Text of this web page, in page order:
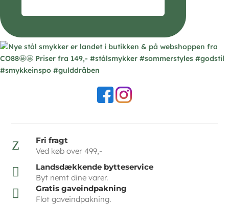
Z
Fri fragt
Ved køb over 499,-

Landsdækkende bytteservice
Byt nemt dine varer.

Gratis gaveindpakning
Flot gaveindpakning.